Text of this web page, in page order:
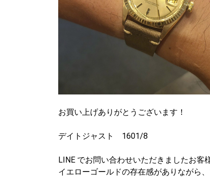
お買い上げありがとうございます！
デイトジャスト 1601/8
LINE でお問い合わせいただきましたお客
イエローゴールドの存在感がありながら